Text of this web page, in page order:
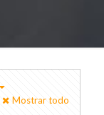
Mostrar todo